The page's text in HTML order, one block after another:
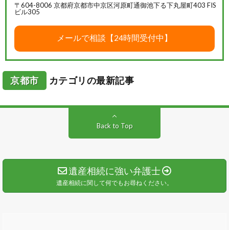
〒604-8006 京都府京都市中京区河原町通御池下る下丸屋町403 FIS
ビル305
京都市 カテゴリの最新記事
Back to Top
遺産相続に強い弁護士
遺産相続に関して何でもお尋ねください。